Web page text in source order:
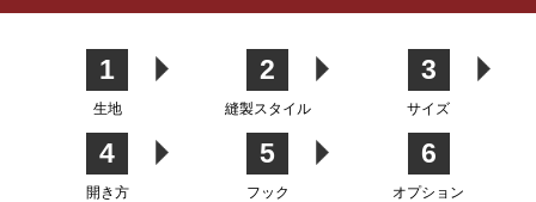
カバー
テン
生地
1
生地
2
縫製スタイル
3
サイズ
4
開き方
5
フック
6
オプション